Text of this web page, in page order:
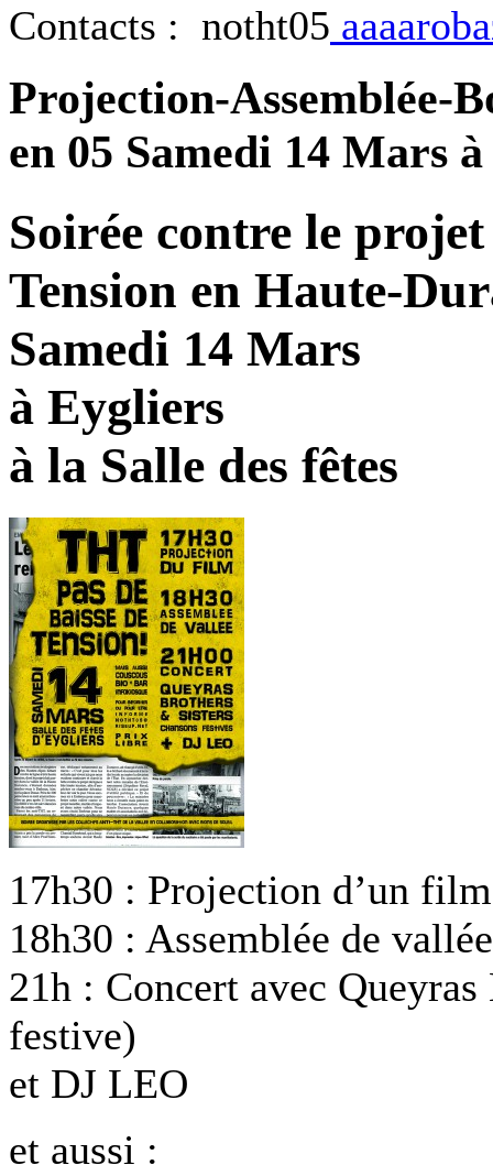
Contacts : notht05
Projection-Assemblée-
en 05 Samedi 14 Mars
Soirée contre le
Tension en Haute-
Samedi 14 Mars
à Eygliers
à la Salle des fêtes
17h30 : Projection d’un film
18h30 : Assemblée de vallée
21h : Concert avec
festive)
et DJ LEO
et aussi :